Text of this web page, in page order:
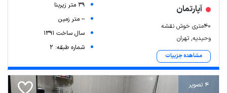
آپارتمان
۴۰متری خوش نقشه
وحیدیه, تهران
مشاهده جزییات
39 متر زیربنا
-- متر زمین
سال ساخت 1391
شماره طبقه: 2
4 تصویر